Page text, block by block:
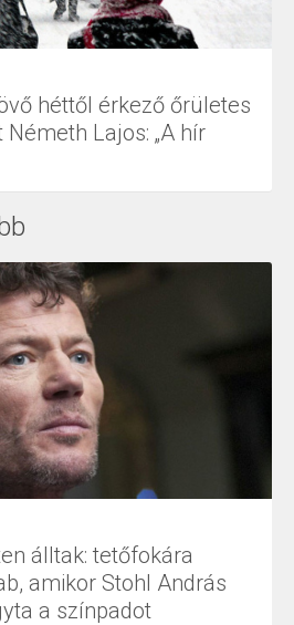
héttől érkező őrületes
Lajos: „A hír
álltak: tetőfokára
amikor Stohl András
a színpadot